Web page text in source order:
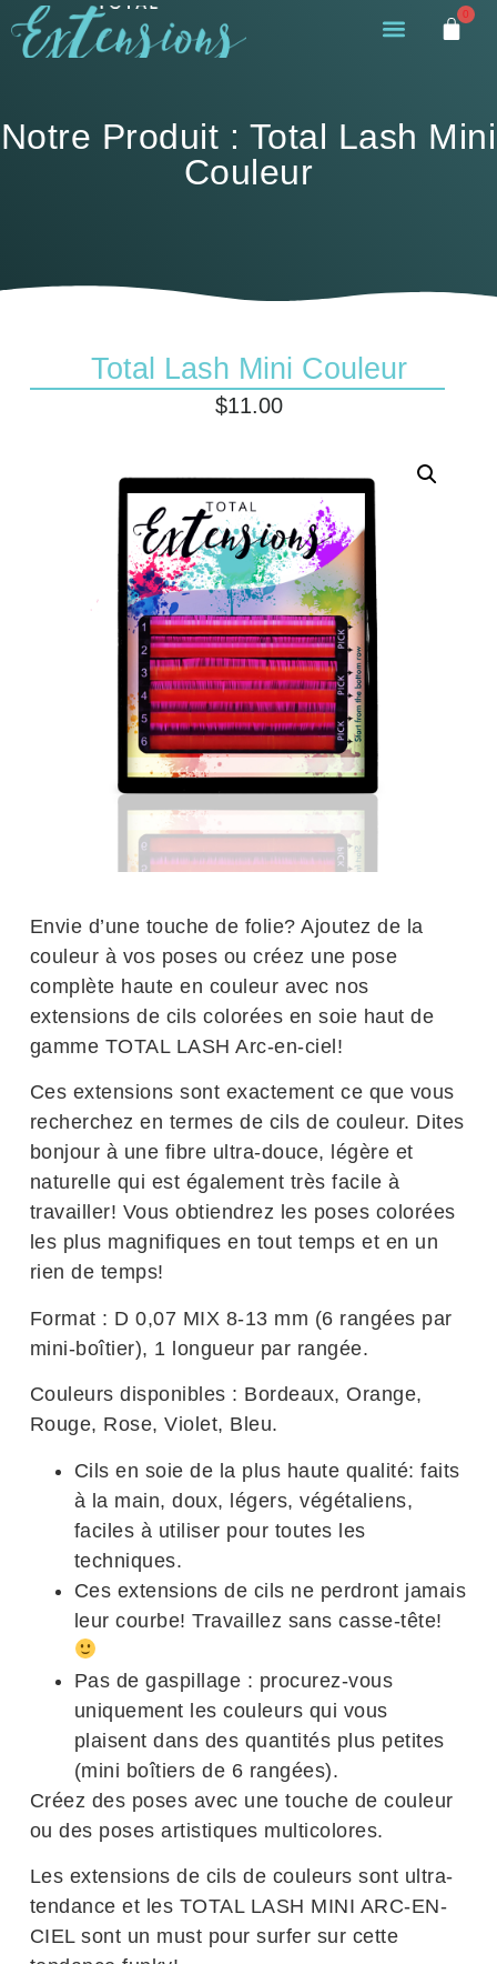
0
Notre Produit : Total Lash Mini
Couleur
Total Lash Mini Couleur
$11.00
Envie d’une touche de folie? Ajoutez de la
couleur à vos poses ou créez une pose
complète haute en couleur avec nos
extensions de cils colorées en soie haut de
gamme TOTAL LASH Arc-en-ciel!
Ces extensions sont exactement ce que vous
recherchez en termes de cils de couleur. Dites
bonjour à une fibre ultra-douce, légère et
naturelle qui est également très facile à
travailler! Vous obtiendrez les poses colorées
les plus magnifiques en tout temps et en un
rien de temps!
Format : D 0,07 MIX 8-13 mm (6 rangées par
mini-boîtier), 1 longueur par rangée.
Couleurs disponibles : Bordeaux, Orange,
Rouge, Rose, Violet, Bleu.
Cils en soie de la plus haute qualité: faits
à la main, doux, légers, végétaliens,
faciles à utiliser pour toutes les
techniques.
Ces extensions de cils ne perdront jamais
leur courbe! Travaillez sans casse-tête!
Pas de gaspillage : procurez-vous
uniquement les couleurs qui vous
plaisent dans des quantités plus petites
(mini boîtiers de 6 rangées).
Créez des poses avec une touche de couleur
ou des poses artistiques multicolores.
Les extensions de cils de couleurs sont ultra-
tendance et les TOTAL LASH MINI ARC-EN-
CIEL sont un must pour surfer sur cette